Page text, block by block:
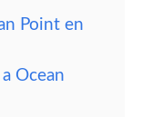
Point en
Ocean